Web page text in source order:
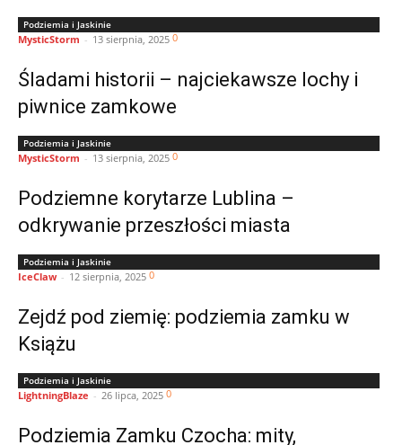
Podziemia i Jaskinie
MysticStorm - 13 sierpnia, 2025 0
Śladami historii – najciekawsze lochy i
piwnice zamkowe
Podziemia i Jaskinie
MysticStorm - 13 sierpnia, 2025 0
Podziemne korytarze Lublina –
odkrywanie przeszłości miasta
Podziemia i Jaskinie
IceClaw - 12 sierpnia, 2025 0
Zejdź pod ziemię: podziemia zamku w
Książu
Podziemia i Jaskinie
LightningBlaze - 26 lipca, 2025 0
Podziemia Zamku Czocha: mity,